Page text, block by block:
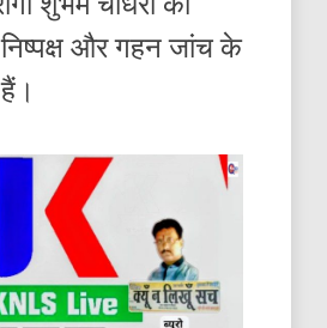
और गहन जांच के